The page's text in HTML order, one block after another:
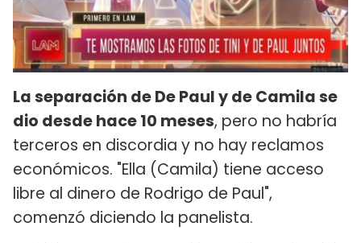
La separación de De Paul y de Camila se
dio desde hace 10 meses, pero no habría
terceros en discordia y no hay reclamos
económicos. "Ella (Camila) tiene acceso
libre al dinero de Rodrigo de Paul",
comenzó diciendo la panelista.